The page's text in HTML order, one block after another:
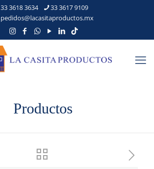
33 3618 3634
33 3617 9109
pedidos@lacasitaproductos.mx
Productos